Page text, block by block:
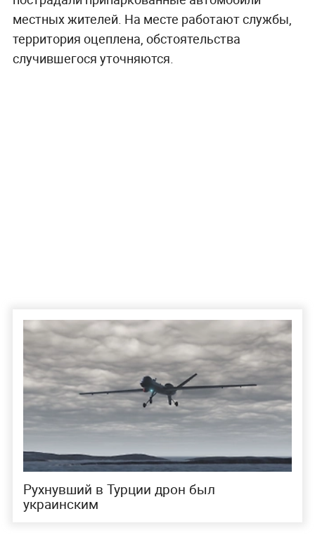
местных жителей. На месте работают службы,
территория оцеплена, обстоятельства
случившегося уточняются.
Рухнувший в Турции дрон был
украинским